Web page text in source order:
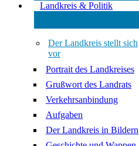
Landkreis & Politik
Der Landkreis stellt sich
vor
Portrait des Landkreises
Grußwort des Landrats
Verkehrsanbindung
Aufgaben
Der Landkreis in Bildern